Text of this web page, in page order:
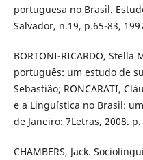
portuguesa no Brasil.
Salvador, n.19, p.65-83,
BORTONI-RICARDO,
português: um estudo de
Sebastião; RONCARATI,
e a Linguística no Brasil:
de Janeiro: 7Letras, 2008.
CHAMBERS, Jack.